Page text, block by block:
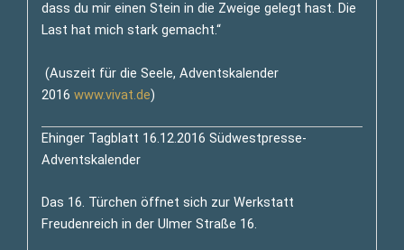
dass du mir einen Stein in die Zweige gelegt hast. Die
Last hat mich stark gemacht.“
(Auszeit für die Seele, Adventskalender
2016 www.vivat.de)
Ehinger Tagblatt 16.12.2016 Südwestpresse-
Adventskalender
Das 16. Türchen öffnet sich zur Werkstatt
Freudenreich in der Ulmer Straße 16.